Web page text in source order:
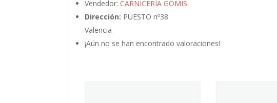
Vendedor: CARNICERÍA GOMIS
Dirección: PUESTO nº38
Valencia
¡Aún no se han encontrado valoraciones!